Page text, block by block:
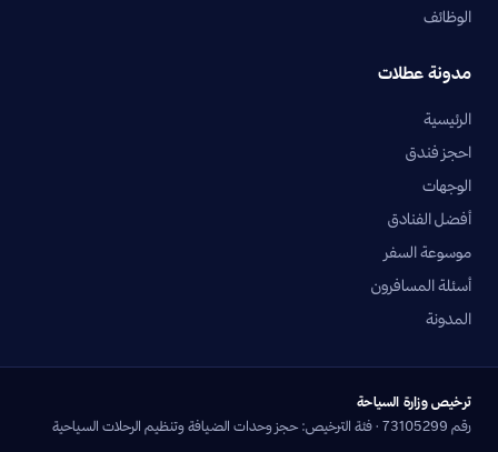
الوظائف
مدونة عطلات
الرئيسية
احجز فندق
الوجهات
أفضل الفنادق
موسوعة السفر
أسئلة المسافرون
المدونة
ترخيص وزارة السياحة
رقم 73105299 · فئة الترخيص: حجز وحدات الضيافة وتنظيم الرحلات السياحية